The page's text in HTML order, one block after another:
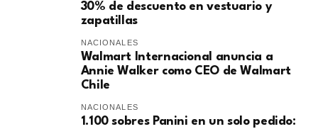
30% de descuento en vestuario y
zapatillas
NACIONALES
Walmart Internacional anuncia a
Annie Walker como CEO de Walmart
Chile
NACIONALES
1.100 sobres Panini en un solo pedido: